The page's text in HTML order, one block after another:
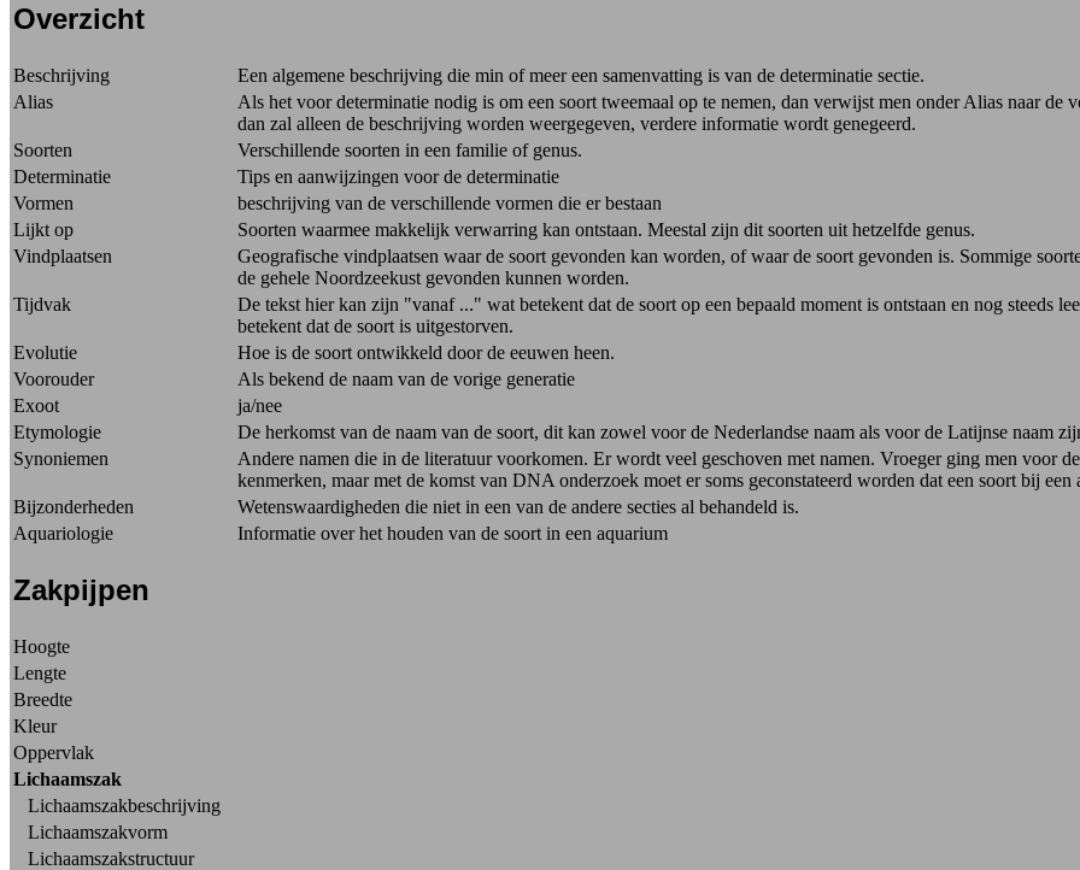
Overzicht
Beschrijving
Een algemene beschrijving die min of meer een samenvatting is van de determinatie sectie.
Alias
Als het voor determinatie nodig is om een soort tweemaal op te nemen, dan verwijst men onder Alias naar
dan zal alleen de beschrijving worden weergegeven, verdere informatie wordt genegeerd.
Soorten
Verschillende soorten in een familie of genus.
Determinatie
Tips en aanwijzingen voor de determinatie
Vormen
beschrijving van de verschillende vormen die er bestaan
Lijkt op
Soorten waarmee makkelijk verwarring kan ontstaan. Meestal zijn dit soorten uit hetzelfde genus.
Vindplaatsen
Geografische vindplaatsen waar de soort gevonden kan worden, of waar de soort gevonden is. Sommige
de gehele Noordzeekust gevonden kunnen worden.
Tijdvak
De tekst hier kan zijn "vanaf ..." wat betekent dat de soort op een bepaald moment is ontstaan en nog
betekent dat de soort is uitgestorven.
Evolutie
Hoe is de soort ontwikkeld door de eeuwen heen.
Voorouder
Als bekend de naam van de vorige generatie
Exoot
ja/nee
Etymologie
De herkomst van de naam van de soort, dit kan zowel voor de Nederlandse naam als voor de Latijnse naam
Synoniemen
Andere namen die in de literatuur voorkomen. Er wordt veel geschoven met namen. Vroeger ging men voor
kenmerken, maar met de komst van DNA onderzoek moet er soms geconstateerd worden dat een soort bij
Bijzonderheden
Wetenswaardigheden die niet in een van de andere secties al behandeld is.
Aquariologie
Informatie over het houden van de soort in een aquarium
Zakpijpen
Hoogte
Lengte
Breedte
Kleur
Oppervlak
Lichaamszak
Lichaamszakbeschrijving
Lichaamszakvorm
Lichaamszakstructuur